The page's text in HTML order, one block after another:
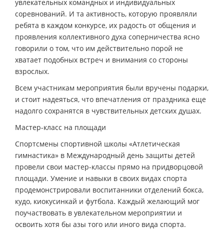
увлекательных командных и индивидуальных
соревнований. И та активность, которую проявляли
ребята в каждом конкурсе, их радость от общения и
проявления коллективного духа соперничества ясно
говорили о том, что им действительно порой не
хватает подобных встреч и внимания со стороны
взрослых.
Всем участникам мероприятия были вручены подарки,
и стоит надеяться, что впечатления от праздника еще
надолго сохранятся в чувствительных детских душах.
Мастер-класс на площади
Спортсмены спортивной школы «Атлетическая
гимнастика» в Международный день защиты детей
провели свои мастер-классы прямо на придворцовой
площади. Умение и навыки в своих видах спорта
продемонстрировали воспитанники отделений бокса,
кудо, киокусинкай и футбола. Каждый желающий мог
поучаствовать в увлекательном мероприятии и
освоить хотя бы азы того или иного вида спорта.